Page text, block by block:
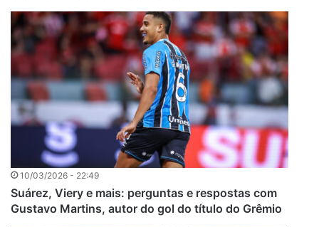
10/03/2026 - 22:49
Suárez, Viery e mais: perguntas e respostas com
Gustavo Martins, autor do gol do título do Grêmio